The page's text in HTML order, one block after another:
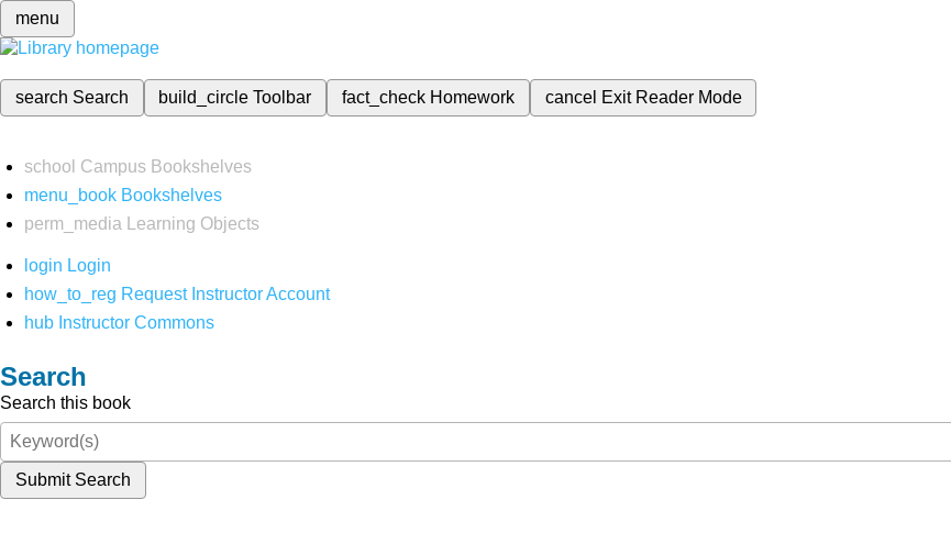
menu
search Search build_circleToolbar fact_check Homework cancel Exit Reader Mode
school Campus Bookshelves
menu_book Bookshelves
perm_media
Learning Objects
login Login
how_to_reg Request Instructor Account
hub Instructor Commons
Search
Search this book
Submit Search